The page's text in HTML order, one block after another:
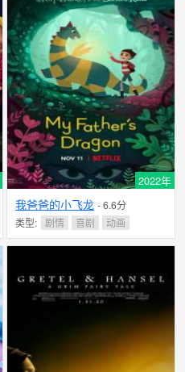
2022年
我爸爸的小飞龙 - 6.6分
类型: 剧情 喜剧 动画